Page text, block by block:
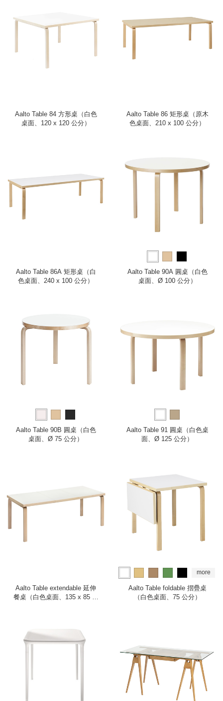
Aalto Table 84 方形桌（白色
桌面、120 x 120 公分）
Aalto Table 86 矩形桌（原木
色桌面、210 x 100 公分）
Aalto Table 86A 矩形桌（白
色桌面、240 x 100 公分）
Aalto Table 90A 圓桌（白色
桌面、Ø 100 公分）
Aalto Table 90B 圓桌（白色
桌面、Ø 75 公分）
Aalto Table 91 圓桌（白色桌
面、Ø 125 公分）
Aalto Table extendable 延伸
餐桌（白色桌面、135 x 85 公
more
Aalto Table foldable 摺疊桌
（白色桌面、75 公分）